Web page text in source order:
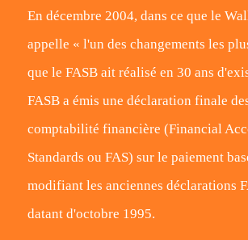
En décembre 2004, dans ce que le
appelle « l'un des changements les
que le FASB ait réalisé en 30 ans
FASB a émis une déclaration finale
comptabilité financière (Financial
Standards ou FAS) sur le paiement
modifiant les anciennes déclarations
datant d'octobre 1995.